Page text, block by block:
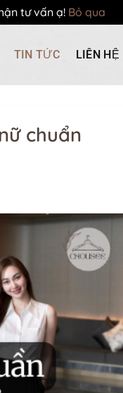
tư vấn ạ! Bỏ qua
TIN TỨC LIÊN HỆ
chuẩn